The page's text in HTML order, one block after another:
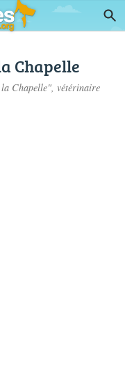
Chapelle
Chapelle", vétérinaire